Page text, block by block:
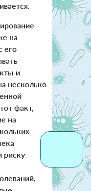
на
его
и
несколько
факт,
на
риску